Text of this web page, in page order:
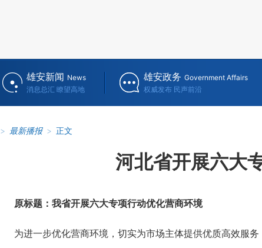
雄安新闻 News
消息总汇 瞭望高地
雄安政务 Government Affairs
权威发布 民声前沿
> 最新播报 > 正文
河北省开展六大
原标题： 我省开展六大专项行动优化营商环境
为进一步优化营商环境，切实为市场主体提供优质高效服务